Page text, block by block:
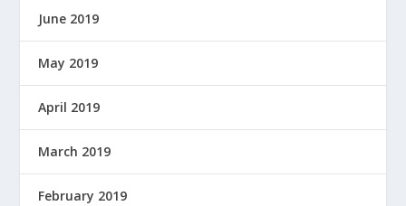
June 2019
May 2019
April 2019
March 2019
February 2019